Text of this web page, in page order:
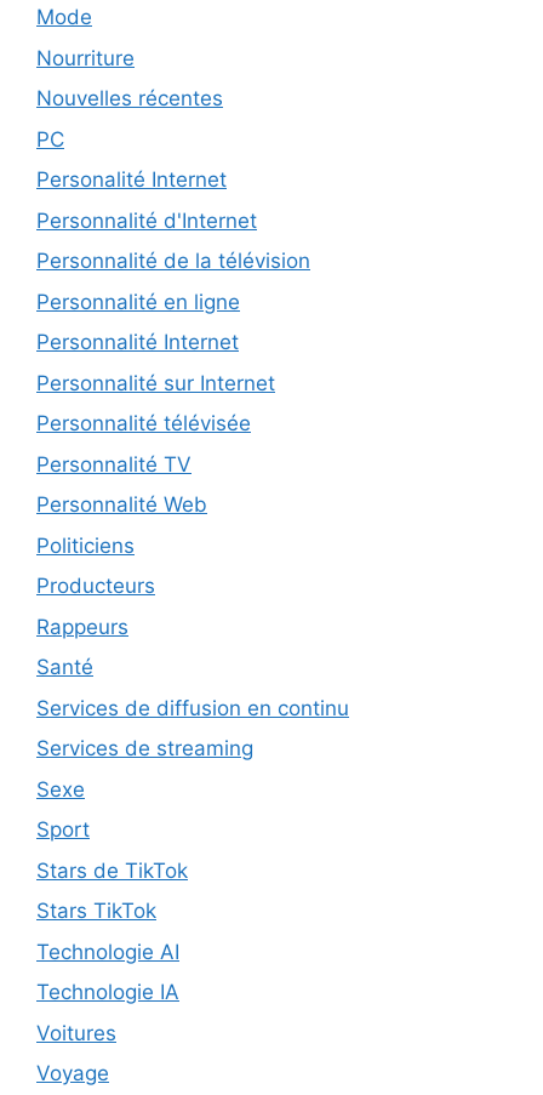
Mode
Nourriture
Nouvelles récentes
PC
Personalité Internet
Personnalité d'Internet
Personnalité de la télévision
Personnalité en ligne
Personnalité Internet
Personnalité sur Internet
Personnalité télévisée
Personnalité TV
Personnalité Web
Politiciens
Producteurs
Rappeurs
Santé
Services de diffusion en continu
Services de streaming
Sexe
Sport
Stars de TikTok
Stars TikTok
Technologie AI
Technologie IA
Voitures
Voyage